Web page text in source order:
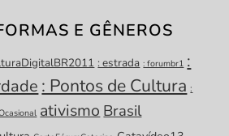
E GÊNEROS
: estrada : forumbr1 :
: Pontos de Cultura :
ativismo Brasil